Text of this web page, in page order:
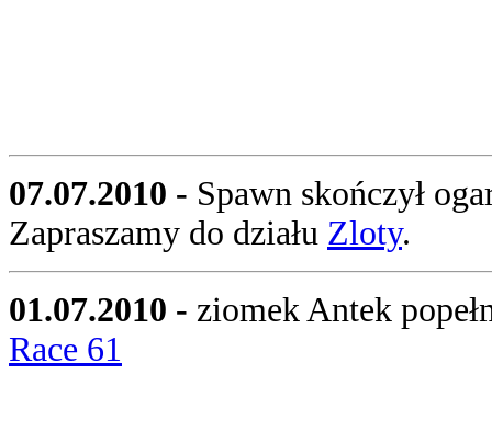
07.07.2010 - Spawn skończył
Zapraszamy do działu Zloty.
01.07.2010 - ziomek Antek
Race 61